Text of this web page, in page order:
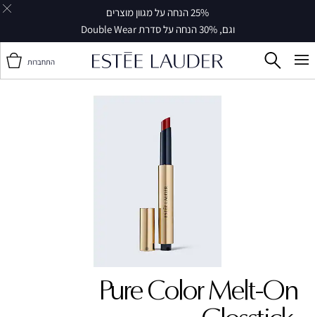
25% הנחה על מגוון מוצרים
וגם, 30% הנחה על סדרת Double Wear
התחברות
Pure Color Melt-On